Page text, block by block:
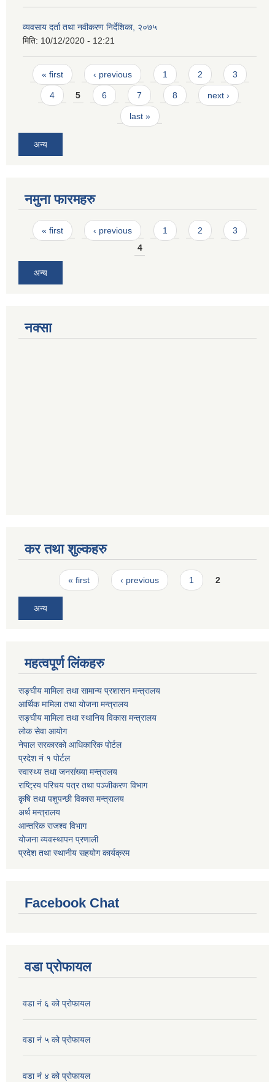
व्यवसाय दर्ता तथा नवीकरण निर्देशिका, २०७५
मिति: 10/12/2020 - 12:21
Pages
« first ‹ previous 1 2 3
4 5 6 7 8 next ›
last »
अन्य
नमुना फारमहरु
Pages
« first ‹ previous 1 2
3
4
अन्य
नक्सा
कर तथा शुल्कहरु
Pages« first ‹ previous 1 2
अन्य
महत्वपूर्ण लिंकहरु
सङ्घीय मामिला तथा सामान्य प्रशासन मन्त्रालय
आर्थिक मामिला तथा योजना मन्त्रालय
सङ्घीय मामिला तथा स्थानिय विकास मन्त्रालय
लोक सेवा आयोग
नेपाल सरकारको आधिकारिक पोर्टल
प्रदेश नं १ पोर्टल
स्वास्थ्य तथा जनसंख्या मन्त्रालय
राष्ट्रिय परिचय पत्र तथा पञ्जीकरण विभाग
कृषि तथा पशुपन्छी विकास मन्त्रालय
अर्थ मन्त्रालय
आन्तरिक राजश्व विभाग
योजना व्यवस्थापन प्रणाली
प्रदेश तथा स्थानीय सहयोग कार्यक्रम
Facebook Chat
वडा प्रोफायल
वडा नं ६ को प्रोफायल
वडा नं ५ को प्रोफायल
वडा नं ४ को प्रोफायल